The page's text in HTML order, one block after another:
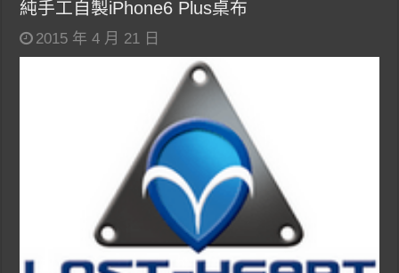
純手工自製iPhone6 Plus桌布
2015 年 4 月 21 日